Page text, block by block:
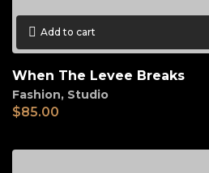
Add to cart
When The Levee Breaks
Fashion, Studio
$85.00